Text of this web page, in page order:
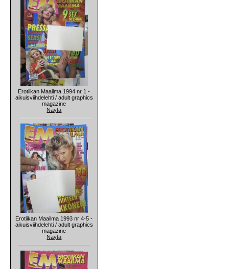
Erotiikan Maailma 1994 nr 1 -
aikuisviihdelehti / adult graphics
magazine
Näytä
Erotiikan Maailma 1993 nr 4-5 -
aikuisviihdelehti / adult graphics
magazine
Näytä